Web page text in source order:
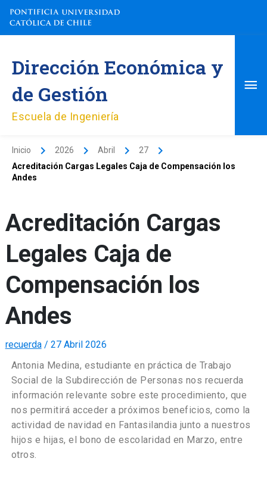
contenido
Dirección Económica y
de Gestión
Escuela de Ingeniería
Inicio 2026 Abril
27
Acreditación Cargas Legales Caja de Compensación los
Andes
Acreditación Cargas
Legales Caja de
Compensación los
Andes
recuerda/ 27 Abril 2026
Antonia Medina, estudiante en práctica de Trabajo
Social de la Subdirección de Personas nos recuerda
información relevante sobre este procedimiento, que
nos permitirá acceder a próximos beneficios, como la
actividad de navidad en Fantasilandia junto a nuestros
hijos e hijas, el bono de escolaridad en Marzo, entre
otros.